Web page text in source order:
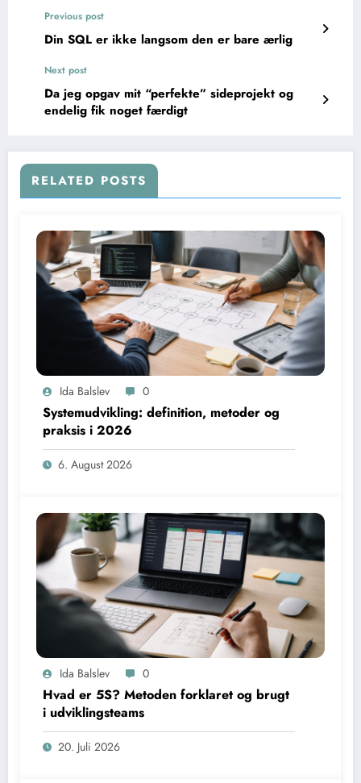
Previous post
Din SQL er ikke langsom den er bare ærlig
Next post
Da jeg opgav mit “perfekte” sideprojekt og
endelig fik noget færdigt
RELATED POSTS
Ida Balslev 0
Systemudvikling: definition, metoder og
praksis i 2026
6. August 2026
Ida Balslev 0
Hvad er 5S? Metoden forklaret og brugt
i udviklingsteams
20. Juli 2026